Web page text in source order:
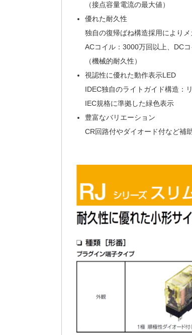
（接点容量電流の最大値）
優れた耐久性
独自の復帰ばね構造採用により
ACコイル：3000万回以上、DC
（機械的耐久性）
視認性に優れた動作表示LED
IDEC独自のライトガイド構造：
IEC規格に準拠した緑色表示
豊富なバリエーション
CR回路付やダイオード付など補